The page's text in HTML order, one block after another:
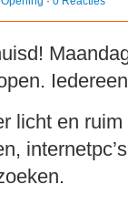
licht en ruim